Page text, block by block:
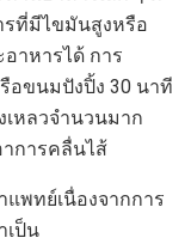
รที่มีไขมันสูงหรือ
าหารได้ การ
อขนมปังปิ้ง 30 นาที
เหลวจำนวนมาก
การคลื่นไส้
พทย์เนื่องจากการ
เป็น